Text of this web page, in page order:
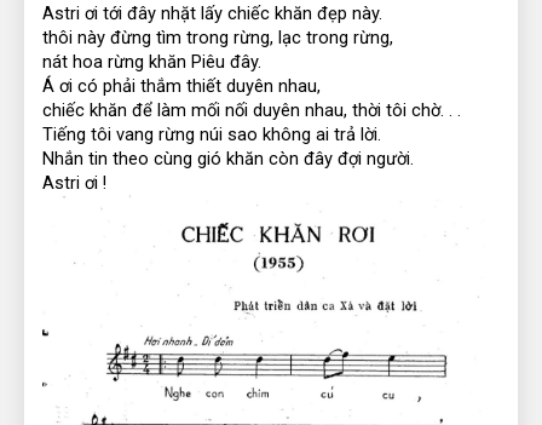
Astri ơi tới đây nhặt lấy chiếc khăn đẹp này.
thôi này đừng tìm trong rừng, lạc trong rừng,
nát hoa rừng khăn Piêu đây.
Á ơi có phải thắm thiết duyên nhau,
chiếc khăn để làm mối nối duyên nhau, thời tôi chờ. . .
Tiếng tôi vang rừng núi sao không ai trả lời.
Nhắn tin theo cùng gió khăn còn đây đợi người.
Astri ơi !